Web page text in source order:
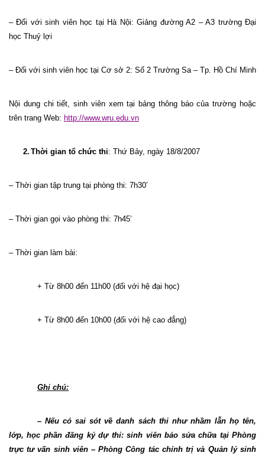
– Đối với sinh viên học tại Hà Nội: Giảng đường A2 – A3 trường Đại
học Thuỷ lợi
– Đối với sinh viên học tại Cơ sở 2: Số 2 Trường Sa – Tp. Hồ Chí Minh
Nội dung chi tiết, sinh viên xem tại bảng thông báo của trường hoặc
trên trang Web: http://www.wru.edu.vn
2. Thời gian tổ chức thi: Thứ Bảy, ngày 18/8/2007
– Thời gian tập trung tại phòng thi: 7h30’
– Thời gian gọi vào phòng thi: 7h45’
– Thời gian làm bài:
+ Từ 8h00 đến 11h00 (đối với hệ đại học)
+ Từ 8h00 đến 10h00 (đối với hệ cao đẳng)
Ghi chú:
– Nếu có sai sót về danh sách thi như nhầm lẫn họ tên,
lớp, học phần đăng ký dự thi: sinh viên báo sửa chữa tại Phòng
trực tư vấn sinh viên – Phòng Công tác chính trị và Quản lý sinh